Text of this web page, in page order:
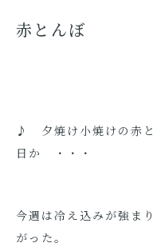
赤とんぼ
♪ 夕焼け小焼けの赤
日か ・・・
今週は冷え込みが強ま
がった。